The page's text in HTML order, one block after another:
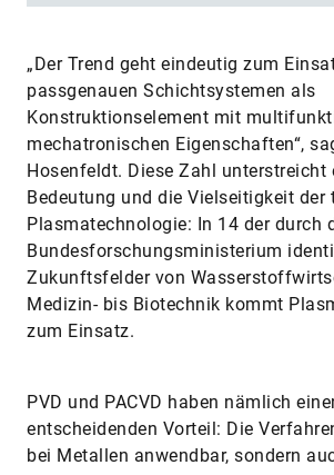
„Der Trend geht eindeutig zum
passgenauen Schichtsystemen als
Konstruktionselement mit
mechatronischen Eigenschaften“,
Hosenfeldt. Diese Zahl unterstreicht
Bedeutung und die Vielseitigkeit der
Plasmatechnologie: In 14 der durch
Bundesforschungsministerium
Zukunftsfelder von
Medizin- bis Biotechnik kommt
zum Einsatz.
PVD und PACVD haben nämlich
entscheidenden Vorteil: Die
bei Metallen anwendbar, sondern